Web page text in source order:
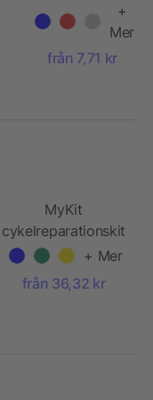
+
Mer
från 7,71 kr
MyKit
cykelreparationskit
i plåtburk+ Mer
från 36,32 kr